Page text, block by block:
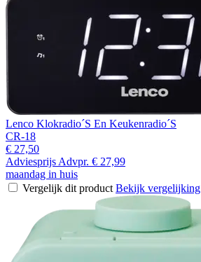
Lenco Klokradio´S En Keukenradio´S
CR-18
€ 27,50
Adviesprijs Advpr. € 27,99
maandag in huis
Vergelijk dit product Bekijk vergelijking